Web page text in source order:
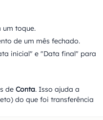
um toque.
de um mês fechado.
inicial" e "Data final" para
de Conta. Isso ajuda a
do que foi transferência